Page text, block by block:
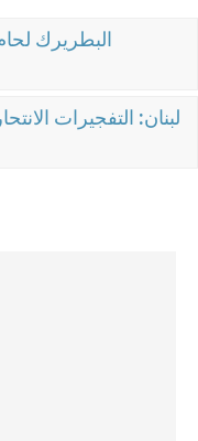
البطريرك
لبنان: التفجيرات